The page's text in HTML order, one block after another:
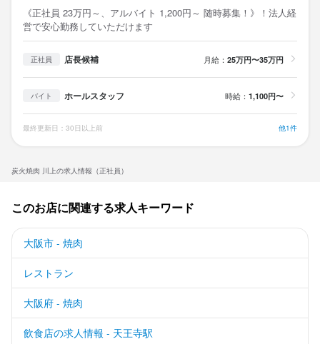
炭火焼肉 川上の求人情報（正社員）
《正社員 23万円～、アルバイト 1,200円～ 随時募集！》！法人経
営で安心勤務していただけます
正社員 店長候補 月給： 25万円〜35万円
バイト ホールスタッフ 時給： 1,100円〜
最終更新日：30日以上前 他1件
このお店に関連する求人キーワード
大阪市 - 焼肉
レストラン
大阪府 - 焼肉
飲食店の求人情報 - 天王寺駅